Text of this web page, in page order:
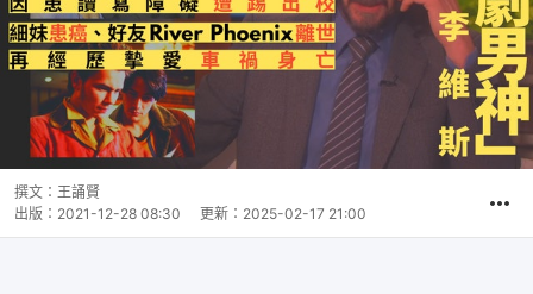
撰文： 王誦賢
出版： 2021-12-28 08:30 更新： 2025-02-17 21:00